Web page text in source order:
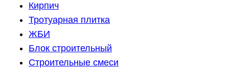
Кирпич
Тротуарная плитка
ЖБИ
Блок строительный
Строительные смеси